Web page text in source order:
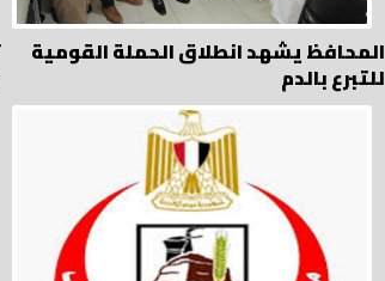
المحافظ يشهد انطلاق الحملة القومية
للتبرع بالدم